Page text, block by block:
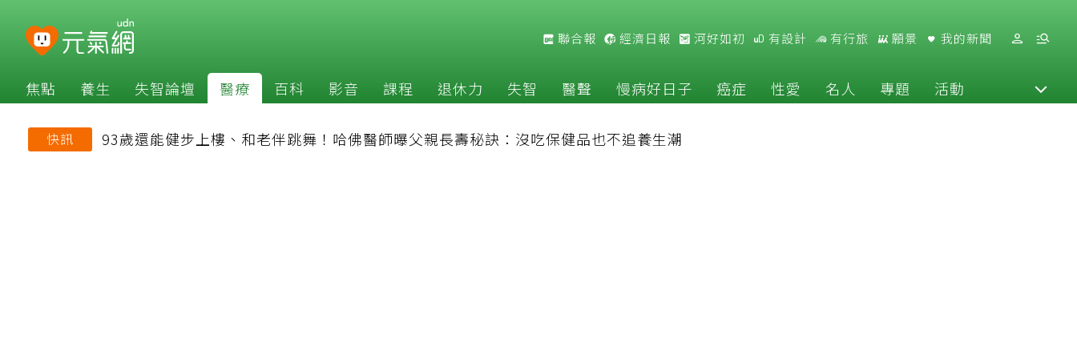
聯合報 經濟日報 河好如初 有設計 有行旅 願景 我的新聞
焦點 養生 失智論壇 醫療 百科 影音 課程 退休力 失智 醫聲 慢病好日子 癌症 性愛 名人 專題 活動
快訊 93歲還能健步上樓、和老伴跳舞！哈佛醫師曝父親長壽秘訣：沒吃保健品也不追養生潮